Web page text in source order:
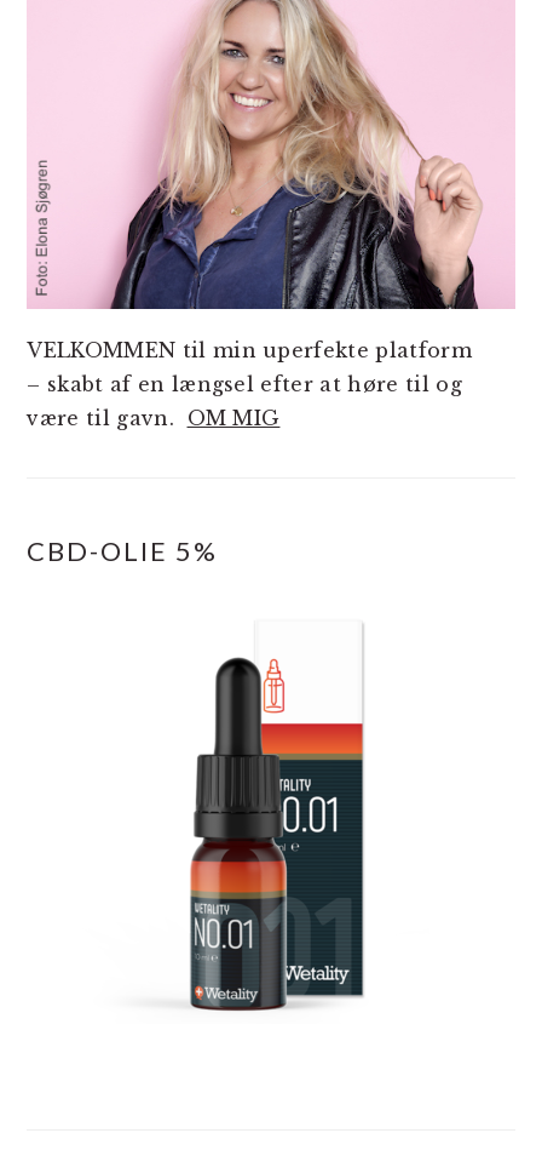
VELKOMMEN til min uperfekte platform
– skabt af en længsel efter at høre til og
være til gavn. OM MIG
CBD-OLIE 5%